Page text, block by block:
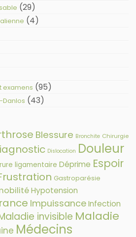
(29)
(4)
examens (95)
Danlos (43)
Blessure Bronchite Chirurgie
Dislocation Douleur
ligamentaire Déprime Espoir
Gastroparésie
Hypotension
ImpuissanceInfection
invisible Maladie
Médecins